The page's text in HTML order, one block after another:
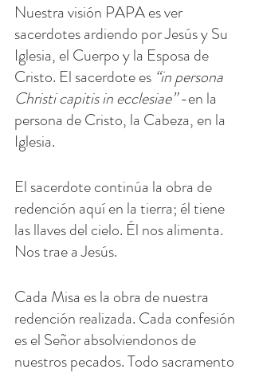
Nuestra visión PAPA es ver
sacerdotes ardiendo por Jesús y Su
Iglesia, el Cuerpo y la Esposa de
Cristo. El sacerdote es “in persona
Christi capitis in ecclesiae” -en la
persona de Cristo, la Cabeza, en la
Iglesia.
El sacerdote continúa la obra de
redención aquí en la tierra; él tiene
las llaves del cielo. Él nos alimenta.
Nos trae a Jesús.
Cada Misa es la obra de nuestra
redención realizada. Cada confesión
es el Señor absolviendonos de
nuestros pecados. Todo sacramento